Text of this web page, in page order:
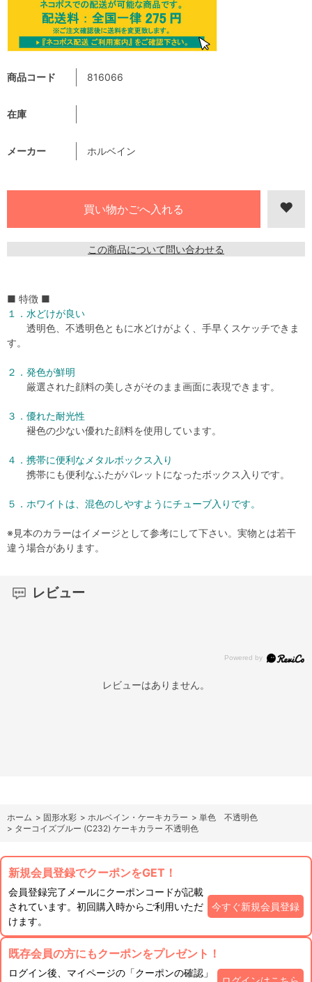
商品コード 816066
在庫
メーカー ホルベイン
この商品について問い合わせる
■ 特徴 ■
１．水どけが良い
透明色、不透明色ともに水どけがよく、手早くスケッチできま
す。
２．発色が鮮明
厳選された顔料の美しさがそのまま画面に表現できます。
３．優れた耐光性
褪色の少ない優れた顔料を使用しています。
４．携帯に便利なメタルボックス入り
携帯にも便利なふたがパレットになったボックス入りです。
５．ホワイトは、混色のしやすようにチューブ入りです。
※見本のカラーはイメージとして参考にして下さい。実物とは若干
違う場合があります。
レビュー
レビューはありません。
ホーム > 固形水彩 > ホルベイン・ケーキカラー > 単色 不透明色
> ターコイズブルー (C232) ケーキカラー 不透明色
新規会員登録でクーポンをGET！
会員登録完了メールにクーポンコードが記載
されています。初回購入時からご利用いただ
けます。
今すぐ新規会員登録
既存会員の方にもクーポンをプレゼント！
ログイン後、マイページの「クーポンの確認」